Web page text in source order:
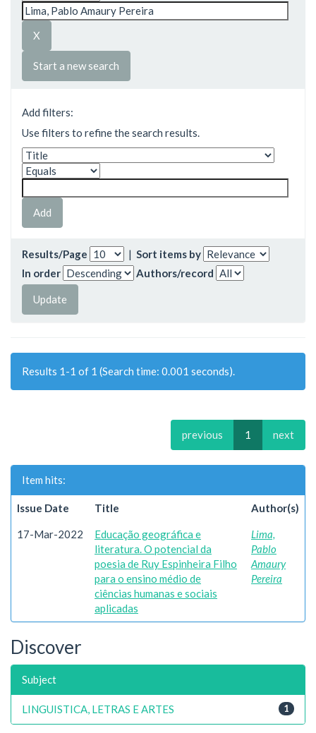
Start a new search
Add filters:
Use filters to refine the search results.
Results/Page | Sort items by
In order
Authors/record
Results 1-1 of 1 (Search time: 0.001 seconds).
previous 1 next
Item hits:
Issue Date Title Author(s)
17-Mar-2022
Educação geográfica e
literatura. O potencial da
poesia de Ruy Espinheira Filho
para o ensino médio de
ciências humanas e sociais
aplicadas
Lima,
Pablo
Amaury
Pereira
Discover
Subject
1
LINGUISTICA, LETRAS E ARTES